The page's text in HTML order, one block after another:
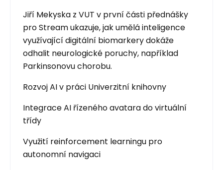
Jiří Mekyska z VUT v první části přednášky
pro Stream ukazuje, jak umělá inteligence
využívající digitální biomarkery dokáže
odhalit neurologické poruchy, například
Parkinsonovu chorobu.
Rozvoj AI v práci Univerzitní knihovny
Integrace AI řízeného avatara do virtuální
třídy
Využití reinforcement learningu pro
autonomní navigaci